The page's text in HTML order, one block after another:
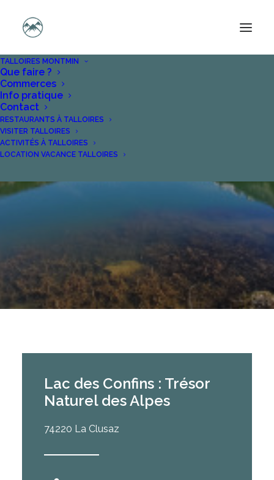
TALLOIRES MONTMIN
Que faire ?
Commerces
Info pratique
Contact
RESTAURANTS À TALLOIRES
VISITER TALLOIRES
ACTIVITÉS À TALLOIRES
LOCATION VACANCE TALLOIRES
Lac des Confins
Lac des Confins : Trésor
Naturel des Alpes
74220 La Clusaz